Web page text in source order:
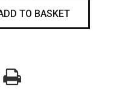
TO BASKET